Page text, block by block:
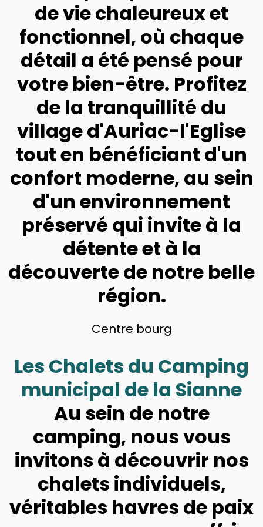
de vie chaleureux et
fonctionnel, où chaque
détail a été pensé pour
votre bien-être. Profitez
de la tranquillité du
village d'Auriac-l'Eglise
tout en bénéficiant d'un
confort moderne, au sein
d'un environnement
préservé qui invite à la
détente et à la
découverte de notre belle
région.
Centre bourg
Les Chalets du Camping
municipal de la Sianne
Au sein de notre
camping, nous vous
invitons à découvrir nos
chalets individuels,
véritables havres de paix